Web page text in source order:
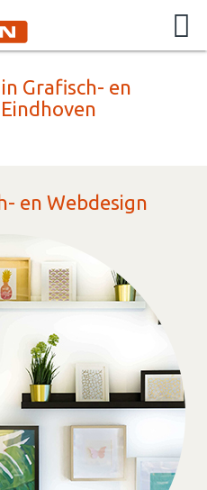
Grafisch- en
en Webdesign